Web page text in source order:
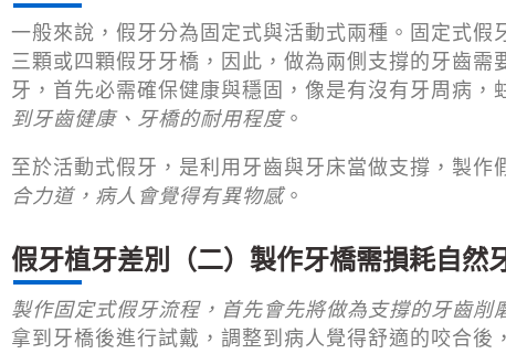
一般來說，假牙分為固定式與活動式兩種。固定式
三顆或四顆假牙牙橋，因此，做為兩側支撐的牙齒
牙，首先必需確保健康與穩固，像是有沒有牙周病，
到牙齒健康、牙橋的耐用程度。
至於活動式假牙，是利用牙齒與牙床當做支撐，製作
合力道，病人會覺得有異物感。
假牙植牙差別（二）製作牙橋需損耗自然
製作固定式假牙流程，首先會先將做為支撐的牙齒
拿到牙橋後進行試戴，調整到病人覺得舒適的咬合